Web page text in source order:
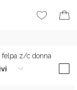
felpa z/c donna